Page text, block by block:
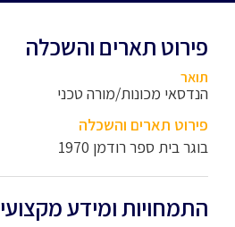
פירוט תארים והשכלה
תואר
הנדסאי מכונות/מורה טכני
פירוט תארים והשכלה
בוגר בית ספר רודמן 1970
התמחויות ומידע